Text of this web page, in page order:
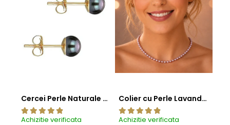
Cercei Perle Naturale Negre 5-6 mm, Buton AAA, Aur 14K (aur 585), Tip Șurub | KASKADDA®
Achizitie verificata
Colier cu Perle Lavanda la Baza Gatului, de 4-5 mm, Perle Rare, Calitate AAA+, Aur 14K | KASKADDA®
Achizitie verificata